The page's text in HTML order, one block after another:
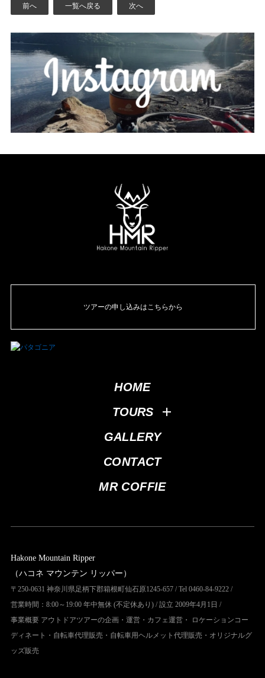
前へ 一覧へ戻る 次へ
ツアーの申し込みはこちらから
HOME
TOURS
GALLERY
CONTACT
MR COFFIE
Hakone Mountain Ripper
（ハコネ マウンテン リッパー）
〒250-0631 神奈川県足柄下郡箱根町仙石原1245-657 / Tel 0460-84-9222 /
営業時間：8:00～19:00 年中無休 (不定休あり) / 設立 2009年4月1日 /
事業概要 アウトドアツアーの企画・運営・カフェ運営・ ロケーションコー
ディネート・自転車代理販売・自転車用ヘルメット代理販売・オリジナルグ
ッズ販売